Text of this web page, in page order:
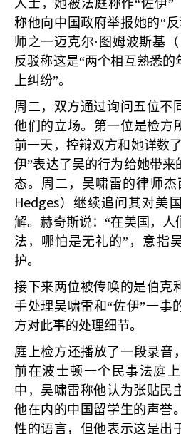
人士，她被法庭称作“佐伊”
称他向中国政府举报她的“
师之一迈克尔·图姆波斯基（
反驳称这是“两个相互熟悉的
上纠纷”。
周二，双方通过询问五位不
他们的立场。第一位是检方
前一天，控辩双方和她详数
伊”表达了吴的行为给她带
态。周二，吴啸雷的律师杰
Hedges）继续追问其对美
解。赫奇斯说：“在美国，
法，哪怕是无礼的”，意指
护。
接下来两位被传唤的是伯克
手处理吴啸雷和“佐伊”一事
方对此事的处理细节。
庭上检方还播放了一段录音
前在波士顿一个民事法庭
中，吴啸雷称他认为张贴民
他在内的中国留学生的声誉
性的语言，但他表示这是出